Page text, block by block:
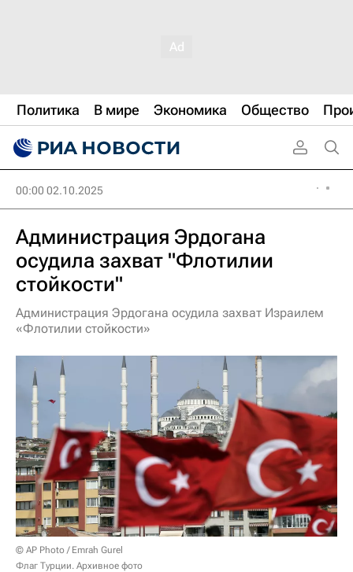
Политика В мире Экономика Общество
00:00 02.10.2025
Администрация Эрдогана
осудила захват "Флотилии
стойкости"
Администрация Эрдогана осудила захват Израилем
«Флотилии стойкости»
© AP Photo / Emrah Gurel
Флаг Турции. Архивное фото